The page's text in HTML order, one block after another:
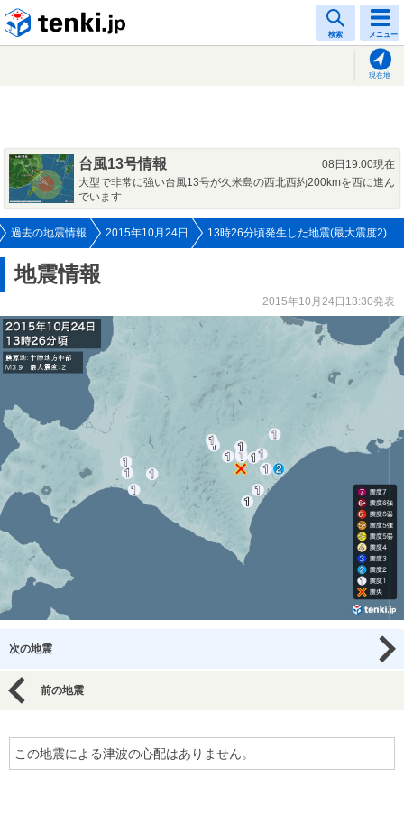
検索 メニュー
現在地
台風13号情報
08日19:00現在
大型で非常に強い台風13号が久米島の西北西約200kmを西に進ん
でいます
過去の地震情報 2015年10月24日 13時26分頃発生した地震(最大震度2)
地震情報
2015年10月24日13:30発表
次の地震
前の地震
この地震による津波の心配はありません。